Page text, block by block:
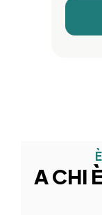
A CHI